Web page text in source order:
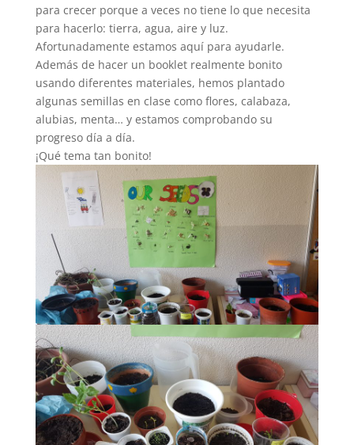
para crecer porque a veces no tiene lo que necesita
para hacerlo: tierra, agua, aire y luz.
Afortunadamente estamos aquí para ayudarle.
Además de hacer un booklet realmente bonito
usando diferentes materiales, hemos plantado
algunas semillas en clase como flores, calabaza,
alubias, menta… y estamos comprobando su
progreso día a día.
¡Qué tema tan bonito!